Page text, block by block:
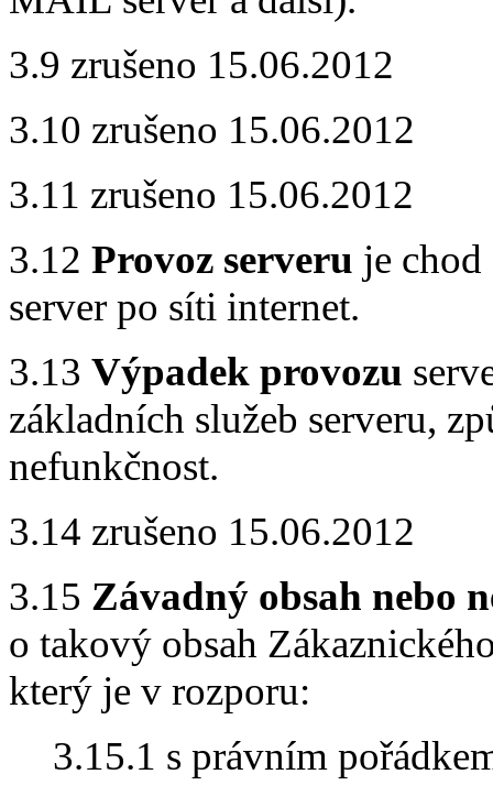
3.9 zrušeno 15.06.2012
3.10 zrušeno 15.06.2012
3.11 zrušeno 15.06.2012
3.12 Provoz serveru je chod
server po síti internet.
3.13 Výpadek provozu
základních služeb serveru,
nefunkčnost.
3.14 zrušeno 15.06.2012
3.15 Závadný obsah nebo
o takový obsah
který je v rozporu:
3.15.1 s právním